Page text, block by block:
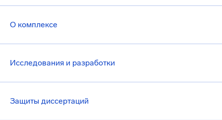
О комплексе
Исследования и разработки
Защиты диссертаций